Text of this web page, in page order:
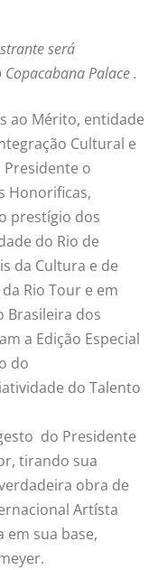
será
Palace .
ao Mérito, entidade
Cultural e
Presidente o
Honorificas,
prestígio dos
do Rio de
da Cultura e de
Rio Tour e em
Brasileira dos
a Edição Especial
do
do Talento
do Presidente
tirando sua
obra de
Artísta
em sua base,